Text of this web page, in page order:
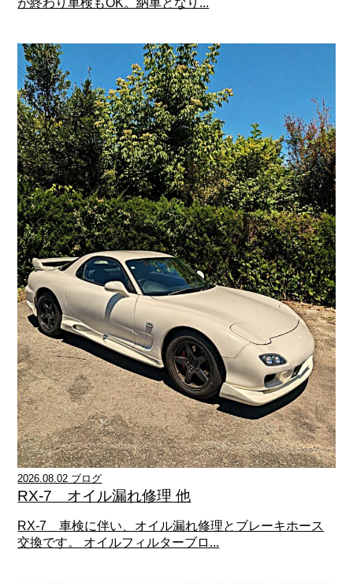
が終わり車検もOK。納車となり...
2026.08.02 ブログ
RX-7 オイル漏れ修理 他
RX-7 車検に伴い、オイル漏れ修理とブレーキホース
交換です。 オイルフィルターブロ...